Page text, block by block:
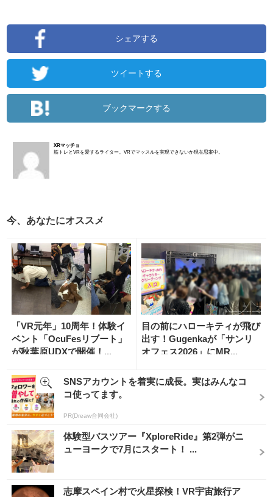
シェアする
ツイートする
ブックマークする
XRマッチョ
筋トレとVRを愛するライター。VRでマッスルを実現できないか現在思案中。
今、あなたにオススメ
「VR元年」10周年！体験イ
ベント「OcuFesリブート」
が秋葉原UDXで開催！...
目の前にハローキティが飛び
出す！Gugenkaが「サンリ
オフェス2026」にMR...
SNSアカウントを着実に成長。実はみんなコ
コ使ってます。
PR(Dreaw合同会社)
体験型バスツアー『XploreRide』第2弾がニ
ューヨークで7月にスタート！ ...
志摩スペイン村で火星探検！VR宇宙旅行ア